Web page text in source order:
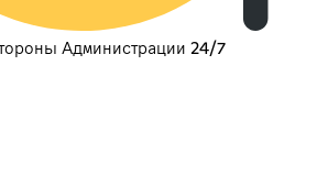
Администрации 24/7